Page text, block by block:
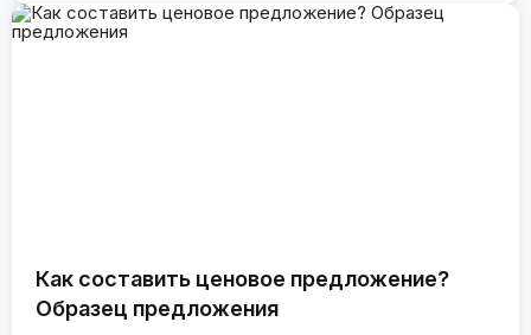
Как составить ценовое предложение?
Образец предложения